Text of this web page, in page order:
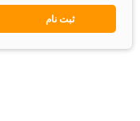
ثبت نام